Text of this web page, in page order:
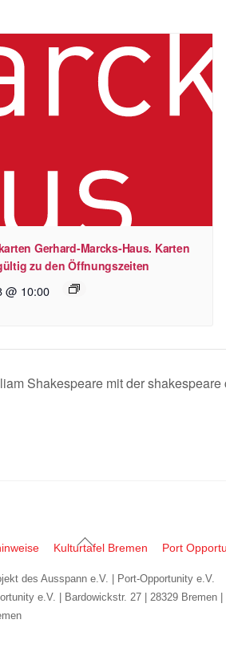
Gerhard-Marcks-Haus. Karten
zu den Öffnungszeiten
@ 10:00
Shakespeare mit der shakespeare
Back
Top
Kulturtafel Bremen Port
des Ausspann e.V. | Port-Opportunity e.V.
e.V. | Bardowickstr. 27 | 28329